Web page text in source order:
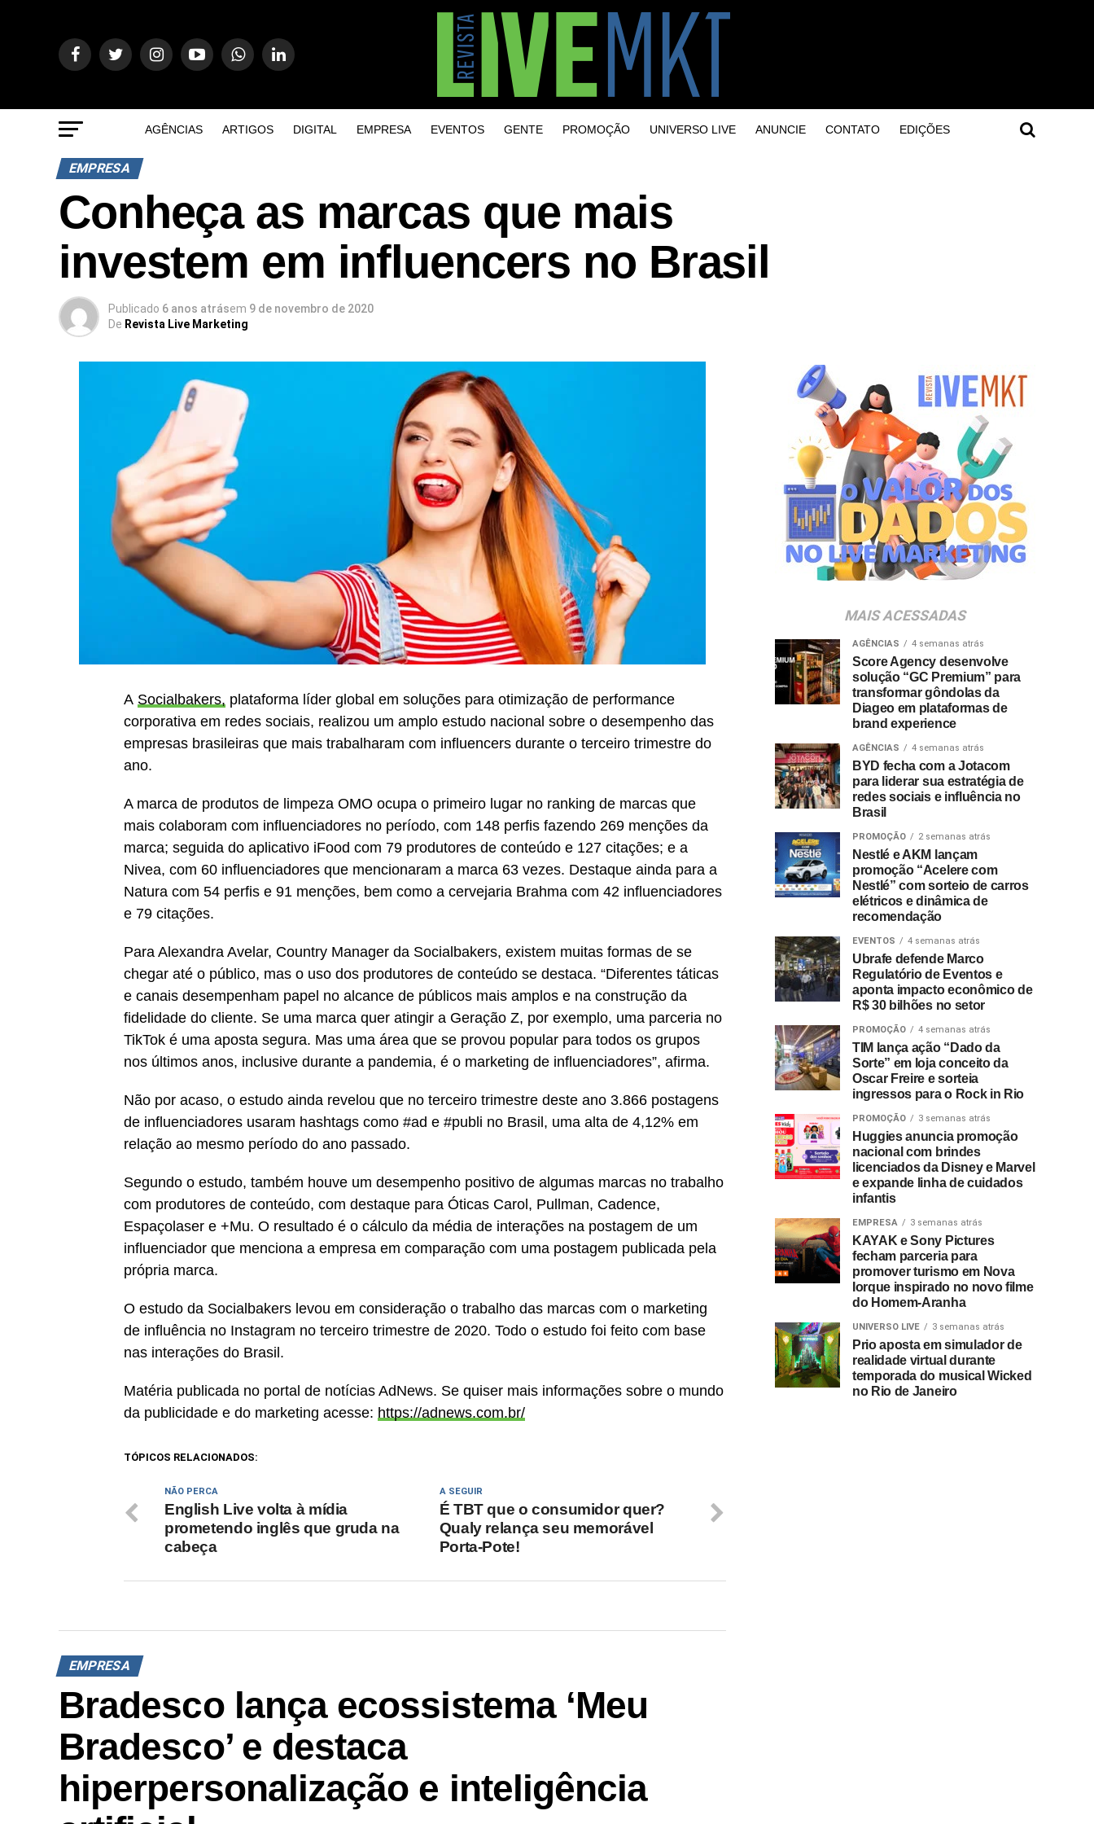
AGÊNCIAS ARTIGOS DIGITAL EMPRESA EVENTOS GENTE PROMOÇÃO UNIVERSO LIVE ANUNCIE CONTATO EDIÇÕES
EMPRESA
Conheça as marcas que mais
investem em influencers no Brasil
Publicado 6 anos atrásem 9 de novembro de 2020
De Revista Live Marketing
A Socialbakers, plataforma líder global em soluções para otimização de performance
corporativa em redes sociais, realizou um amplo estudo nacional sobre o desempenho das
empresas brasileiras que mais trabalharam com influencers durante o terceiro trimestre do
ano.
A marca de produtos de limpeza OMO ocupa o primeiro lugar no ranking de marcas que
mais colaboram com influenciadores no período, com 148 perfis fazendo 269 menções da
marca; seguida do aplicativo iFood com 79 produtores de conteúdo e 127 citações; e a
Nivea, com 60 influenciadores que mencionaram a marca 63 vezes. Destaque ainda para a
Natura com 54 perfis e 91 menções, bem como a cervejaria Brahma com 42 influenciadores
e 79 citações.
Para Alexandra Avelar, Country Manager da Socialbakers, existem muitas formas de se
chegar até o público, mas o uso dos produtores de conteúdo se destaca. “Diferentes táticas
e canais desempenham papel no alcance de públicos mais amplos e na construção da
fidelidade do cliente. Se uma marca quer atingir a Geração Z, por exemplo, uma parceria no
TikTok é uma aposta segura. Mas uma área que se provou popular para todos os grupos
nos últimos anos, inclusive durante a pandemia, é o marketing de influenciadores”, afirma.
Não por acaso, o estudo ainda revelou que no terceiro trimestre deste ano 3.866 postagens
de influenciadores usaram hashtags como #ad e #publi no Brasil, uma alta de 4,12% em
relação ao mesmo período do ano passado.
Segundo o estudo, também houve um desempenho positivo de algumas marcas no trabalho
com produtores de conteúdo, com destaque para Óticas Carol, Pullman, Cadence,
Espaçolaser e +Mu. O resultado é o cálculo da média de interações na postagem de um
influenciador que menciona a empresa em comparação com uma postagem publicada pela
própria marca.
O estudo da Socialbakers levou em consideração o trabalho das marcas com o marketing
de influência no Instagram no terceiro trimestre de 2020. Todo o estudo foi feito com base
nas interações do Brasil.
Matéria publicada no portal de notícias AdNews. Se quiser mais informações sobre o mundo
da publicidade e do marketing acesse: https://adnews.com.br/
TÓPICOS RELACIONADOS:
A SEGUIR
É TBT que o consumidor quer?
Qualy relança seu memorável
Porta-Pote!
NÃO PERCA
English Live volta à mídia
prometendo inglês que gruda na
cabeça
EMPRESA
Bradesco lança ecossistema ‘Meu
Bradesco’ e destaca
hiperpersonalização e inteligência
MAIS ACESSADAS
AGÊNCIAS 4 semanas atrás
Score Agency desenvolve
solução “GC Premium” para
transformar gôndolas da
Diageo em plataformas de
brand experience
AGÊNCIAS 4 semanas atrás
BYD fecha com a Jotacom
para liderar sua estratégia de
redes sociais e influência no
Brasil
PROMOÇÃO 2 semanas atrás
Nestlé e AKM lançam
promoção “Acelere com
Nestlé” com sorteio de carros
elétricos e dinâmica de
recomendação
EVENTOS 4 semanas atrás
Ubrafe defende Marco
Regulatório de Eventos e
aponta impacto econômico de
R$ 30 bilhões no setor
PROMOÇÃO 4 semanas atrás
TIM lança ação “Dado da
Sorte” em loja conceito da
Oscar Freire e sorteia
ingressos para o Rock in Rio
PROMOÇÃO 3 semanas atrás
Huggies anuncia promoção
nacional com brindes
licenciados da Disney e Marvel
e expande linha de cuidados
infantis
EMPRESA 3 semanas atrás
KAYAK e Sony Pictures
fecham parceria para
promover turismo em Nova
Iorque inspirado no novo filme
do Homem-Aranha
UNIVERSO LIVE 3 semanas atrás
Prio aposta em simulador de
realidade virtual durante
temporada do musical Wicked
no Rio de Janeiro